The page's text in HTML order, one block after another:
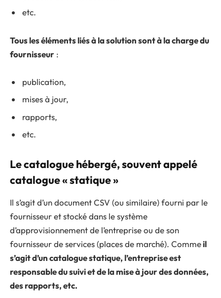
etc.
Tous les éléments liés à la solution sont à la charge du
fournisseur :
publication,
mises à jour,
rapports,
etc.
Le catalogue hébergé, souvent appelé
catalogue « statique »
Il s’agit d’un document CSV (ou similaire) fourni par le
fournisseur et stocké dans le système
d’approvisionnement de l’entreprise ou de son
fournisseur de services (places de marché). Commeil
s’agit d’un catalogue statique, l’entreprise est
responsable du suivi et de la mise à jour des données,
des rapports, etc.